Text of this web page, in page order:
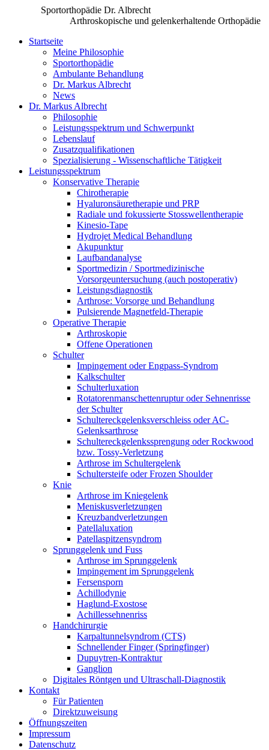
Sportorthopädie Dr. Albrecht
Arthroskopische und gelenkerhaltende Orthopädie
Startseite
Meine Philosophie
Sportorthopädie
Ambulante Behandlung
Dr. Markus Albrecht
News
Dr. Markus Albrecht
Philosophie
Leistungsspektrum und Schwerpunkt
Lebenslauf
Zusatzqualifikationen
Spezialisierung - Wissenschaftliche Tätigkeit
Leistungsspektrum
Konservative Therapie
Chirotherapie
Hyaluronsäuretherapie und PRP
Radiale und fokussierte Stosswellentherapie
Kinesio-Tape
Hydrojet Medical Behandlung
Akupunktur
Laufbandanalyse
Sportmedizin / Sportmedizinische
Vorsorgeuntersuchung (auch postoperativ)
Leistungsdiagnostik
Arthrose: Vorsorge und Behandlung
Pulsierende Magnetfeld-Therapie
Operative Therapie
Arthroskopie
Offene Operationen
Schulter
Impingement oder Engpass-Syndrom
Kalkschulter
Schulterluxation
Rotatorenmanschettenruptur oder Sehnenrisse
der Schulter
Schultereckgelenksverschleiss oder AC-
Gelenksarthrose
Schultereckgelenkssprengung oder Rockwood
bzw. Tossy-Verletzung
Arthrose im Schultergelenk
Schultersteife oder Frozen Shoulder
Knie
Arthrose im Kniegelenk
Meniskusverletzungen
Kreuzbandverletzungen
Patellaluxation
Patellaspitzensyndrom
Sprunggelenk und Fuss
Arthrose im Sprunggelenk
Impingement im Sprunggelenk
Fersensporn
Achillodynie
Haglund-Exostose
Achillessehnenriss
Handchirurgie
Karpaltunnelsyndrom (CTS)
Schnellender Finger (Springfinger)
Dupuytren-Kontraktur
Ganglion
Digitales Röntgen und Ultraschall-Diagnostik
Kontakt
Für Patienten
Direktzuweisung
Öffnungszeiten
Impressum
Datenschutz